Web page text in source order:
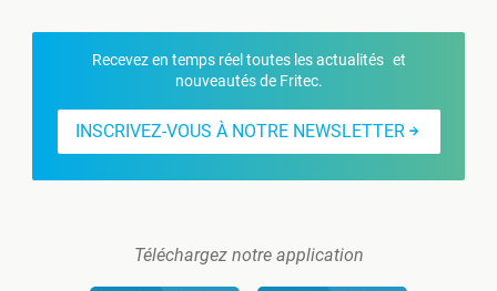
Recevez en temps réel toutes les actualités et
nouveautés de Fritec.
INSCRIVEZ-VOUS À NOTRE NEWSLETTER
Téléchargez notre application